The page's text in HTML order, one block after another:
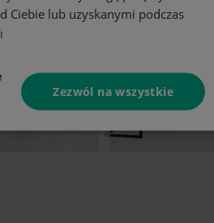
lub uzyskanymi podczas
Zezwól na wszystkie